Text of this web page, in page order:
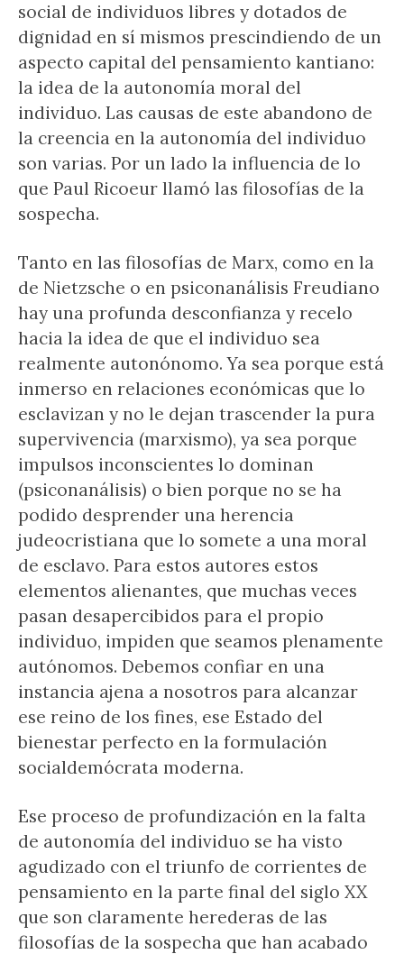
social de individuos libres y dotados de
dignidad en sí mismos prescindiendo de un
aspecto capital del pensamiento kantiano:
la idea de la autonomía moral del
individuo. Las causas de este abandono de
la creencia en la autonomía del individuo
son varias. Por un lado la influencia de lo
que Paul Ricoeur llamó las filosofías de la
sospecha.
Tanto en las filosofías de Marx, como en la
de Nietzsche o en psiconanálisis Freudiano
hay una profunda desconfianza y recelo
hacia la idea de que el individuo sea
realmente autonónomo. Ya sea porque está
inmerso en relaciones económicas que lo
esclavizan y no le dejan trascender la pura
supervivencia (marxismo), ya sea porque
impulsos inconscientes lo dominan
(psiconanálisis) o bien porque no se ha
podido desprender una herencia
judeocristiana que lo somete a una moral
de esclavo. Para estos autores estos
elementos alienantes, que muchas veces
pasan desapercibidos para el propio
individuo, impiden que seamos plenamente
autónomos. Debemos confiar en una
instancia ajena a nosotros para alcanzar
ese reino de los fines, ese Estado del
bienestar perfecto en la formulación
socialdemócrata moderna.
Ese proceso de profundización en la falta
de autonomía del individuo se ha visto
agudizado con el triunfo de corrientes de
pensamiento en la parte final del siglo XX
que son claramente herederas de las
filosofías de la sospecha que han acabado